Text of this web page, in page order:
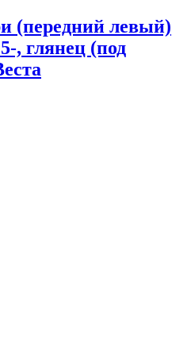
(передний левый)
, глянец (под